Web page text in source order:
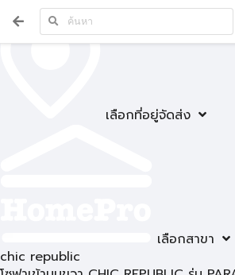
เลือกที่อยู่จัดส่ง
เลือกสาขา
chic republic